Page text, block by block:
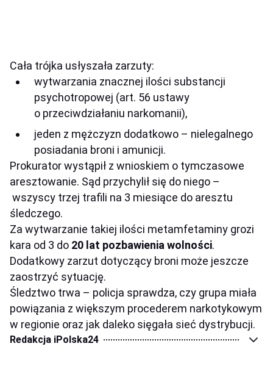
Cała trójka usłyszała zarzuty:
wytwarzania znacznej ilości substancji
psychotropowej (art. 56 ustawy
o przeciwdziałaniu narkomanii),
jeden z mężczyzn dodatkowo – nielegalnego
posiadania broni i amunicji.
Prokurator wystąpił z wnioskiem o tymczasowe
aresztowanie. Sąd przychylił się do niego –
wszyscy trzej trafili na 3 miesiące do aresztu
śledczego.
Za wytwarzanie takiej ilości metamfetaminy grozi
kara od 3 do 20 lat pozbawienia wolności.
Dodatkowy zarzut dotyczący broni może jeszcze
zaostrzyć sytuację.
Śledztwo trwa – policja sprawdza, czy grupa miała
powiązania z większym procederem narkotykowym
w regionie oraz jak daleko sięgała sieć dystrybucji.
Redakcja iPolska24